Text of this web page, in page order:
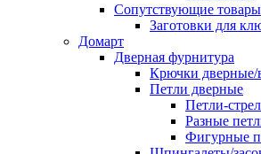
Сопутствующие товары
Заготовки для
Домарт
Дверная фурнитура
Крючки дверные/
Петли дверные
Петли-
Разные
Фигурные